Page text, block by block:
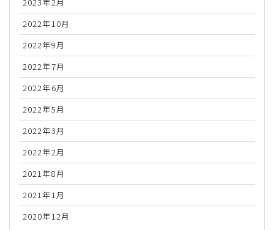
2022年10月
2022年9月
2022年7月
2022年6月
2022年5月
2022年3月
2022年2月
2021年8月
2021年1月
2020年12月